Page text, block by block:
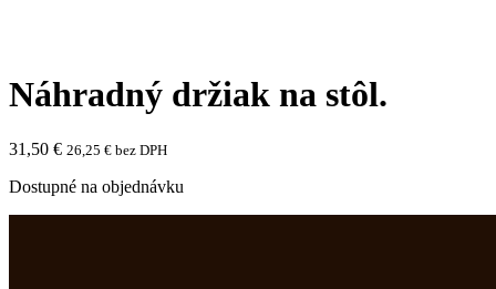
Náhradný držiak na stôl.
31,50 € 26,25 € bez DPH
Dostupné na objednávku